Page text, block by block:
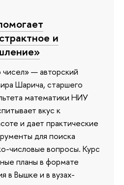
и
— авторский
Шарича, старшего
математики НИУ
вкус к
и дает практические
для поиска
числовые вопросы. Курс
планы в формате
в Вышке и в вузах-